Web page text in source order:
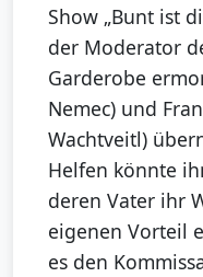
Show „Bunt ist
der Moderator
Garderobe
Nemec) und
Wachtveitl)
Helfen könnte
deren Vater ihr
eigenen Vorteil
es den